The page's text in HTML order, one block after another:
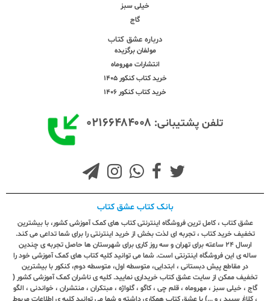
خیلی سبز
گاج
درباره عشق کتاب
مولفان برگزیده
انتشارات مهروماه
خرید کتاب کنکور 1405
خرید کتاب کنکور 1406
تلفن پشتیبانی: ۰۲۱۶۶۴۸۴۰۰۸
بانک کتاب عشق کتاب
عشق کتاب ، کامل ترین فروشگاه اینترنتی کتاب های کمک آموزشی کشور، با بیشترین
تخفیف خرید کتاب ، تجربه ای لذت بخش از خرید اینترنتی را برای شما تداعی می کند.
ارسال ٢٤ ساعته برای تهران و سه روز کاری برای شهرستان ها حاصل تجربه ی چندین
ساله ی این فروشگاه اینترنتی است. شما می توانید کلیه کتاب های کمک آموزشی خود را
در مقاطع پیش دبستانی ، ابتدایی، متوسطه اول، متوسطه دوم، کنکور با بیشترین
تخفیف ممکن از سایت عشق کتاب خریداری نمایید. کلیه ی ناشران کمک آموزشی کشور (
گاج ، خیلی سبز ، مهروماه ، قلم چی ، کاگو ، گلواژه ، مبتکران ، منتشران ، خواندنی ، الگو